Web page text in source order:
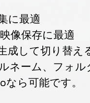
に最適
像保存に最適
して切り替え
ネーム、フォ
ら可能です。